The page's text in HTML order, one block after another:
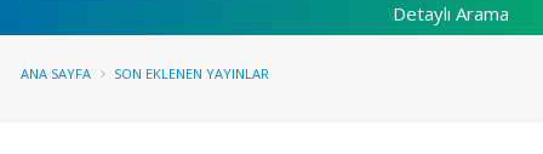
Detaylı Arama
ANA SAYFA SON EKLENEN YAYINLAR